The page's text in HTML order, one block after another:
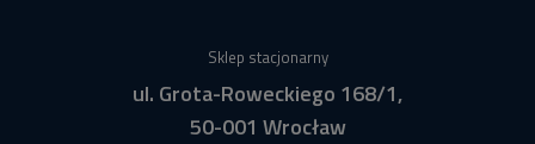
Sklep stacjonarny
ul. Grota-Roweckiego 168/1,
50-001 Wrocław